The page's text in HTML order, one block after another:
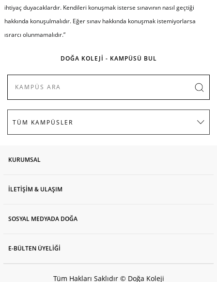
ihtiyaç duyacaklardır. Kendileri konuşmak isterse sınavının nasıl geçtiği
hakkında konuşulmalıdır. Eğer sınav hakkında konuşmak istemiyorlarsa
ısrarcı olunmamalıdır.”
DOĞA KOLEJİ - KAMPÜSÜ BUL
KURUMSAL
İLETİŞİM & ULAŞIM
SOSYAL MEDYADA DOĞA
E-BÜLTEN ÜYELİĞİ
Tüm Hakları Saklıdır © Doğa Koleji